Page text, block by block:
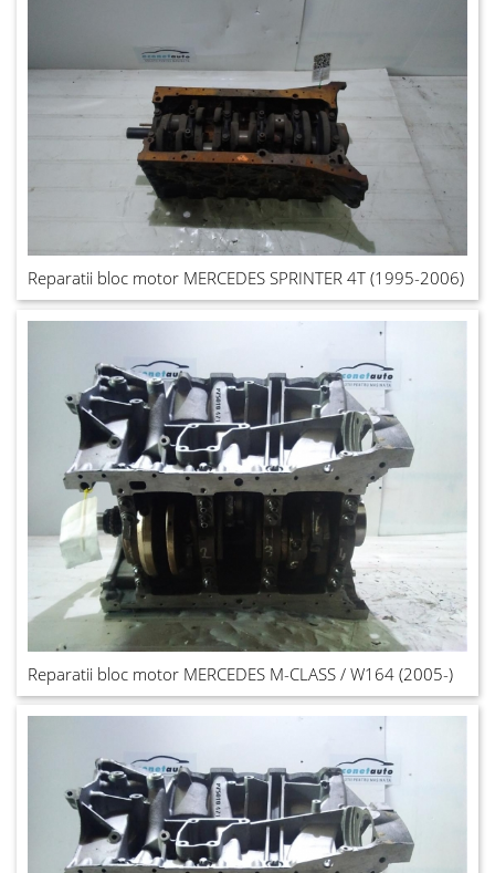
Reparatii bloc motor MERCEDES SPRINTER 4T (1995-2006)
Reparatii bloc motor MERCEDES M-CLASS / W164 (2005-)